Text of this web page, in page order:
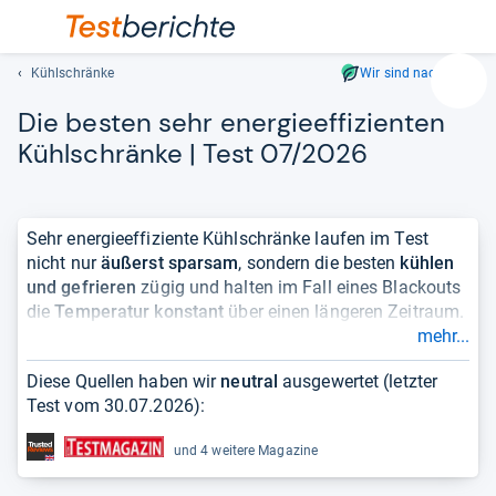
Geben
und
lassen
sich
Kühlschränke Wir sind nachhaltig
Die bes­ten sehr ener­gie­ef­fi­zi­en­ten
Kühl­schränke | Test 07/2026
Sehr energieeffiziente Kühlschränke laufen im Test
nicht nuräußerst sparsam, sondern die besten kühlen
und gefrieren zügig und halten im Fall eines Blackouts
dieTemperatur konstant über einen längeren Zeitraum.
möglichst energieeffizienten Kühlschrank greifen,
zumal das Gerät rund um die Uhr läuft. Leider schaffen
Energieeffizienzklassen A oder B. Hersteller lassen sich
dieses Alleinstellungsmerkmal zudem gut bezahlen.
mehr...
Diese Quellen haben wir neutral ausgewertet (letzter
Test vom 30.07.2026):
und 4 weitere Magazine